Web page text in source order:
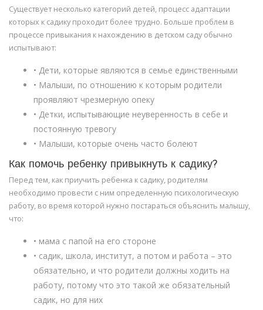
Существует несколько категорий детей, процесс адаптации
которых к садику проходит более трудно. Больше проблем в
процессе привыкания к нахождению в детском саду обычно
испытывают:
• Дети, которые являются в семье единственными
• Малыши, по отношению к которым родители
проявляют чрезмерную опеку
• Детки, испытывающие неуверенность в себе и
постоянную тревогу
• Малыши, которые очень часто болеют
Как помочь ребенку привыкнуть к садику?
Перед тем, как приучить ребенка к садику, родителям
необходимо провести с ним определенную психологическую
работу, во время которой нужно постараться объяснить малышу,
что:
• мама с папой на его стороне
• садик, школа, институт, а потом и работа – это
обязательно, и что родители должны ходить на
работу, потому что это такой же обязательный
садик, но для них